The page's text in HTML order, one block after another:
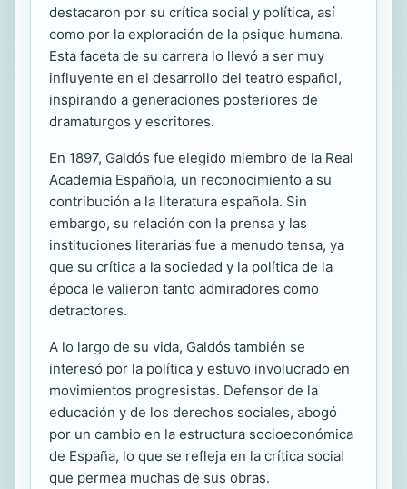
destacaron por su crítica social y política, así
como por la exploración de la psique humana.
Esta faceta de su carrera lo llevó a ser muy
influyente en el desarrollo del teatro español,
inspirando a generaciones posteriores de
dramaturgos y escritores.
En 1897, Galdós fue elegido miembro de la Real
Academia Española, un reconocimiento a su
contribución a la literatura española. Sin
embargo, su relación con la prensa y las
instituciones literarias fue a menudo tensa, ya
que su crítica a la sociedad y la política de la
época le valieron tanto admiradores como
detractores.
A lo largo de su vida, Galdós también se
interesó por la política y estuvo involucrado en
movimientos progresistas. Defensor de la
educación y de los derechos sociales, abogó
por un cambio en la estructura socioeconómica
de España, lo que se refleja en la crítica social
que permea muchas de sus obras.